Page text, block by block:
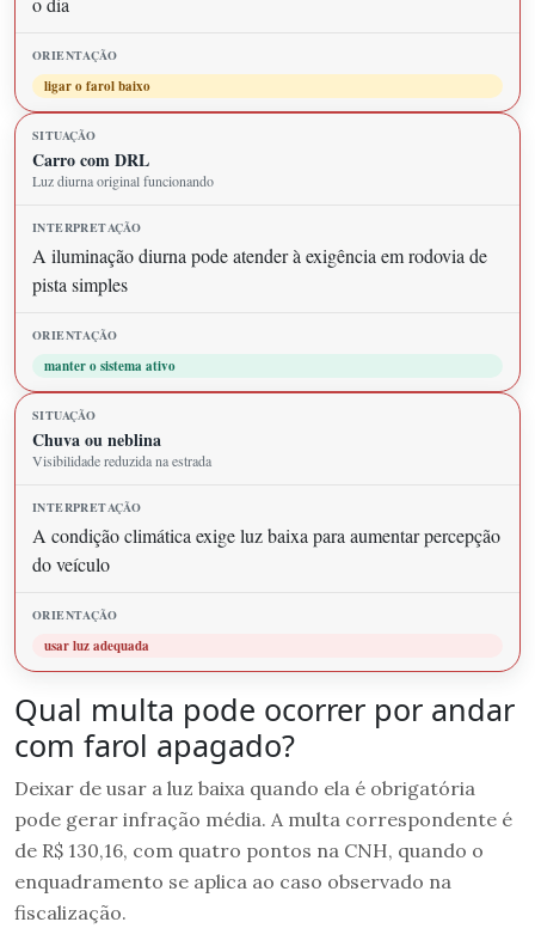
ligar o farol baixo
Carro com DRL
Luz diurna original funcionando
A iluminação diurna pode atender à exigência em rodovia de
pista simples
manter o sistema ativo
Chuva ou neblina
Visibilidade reduzida na estrada
A condição climática exige luz baixa para aumentar percepção
do veículo
usar luz adequada
Qual multa pode ocorrer por andar
com farol apagado?
Deixar de usar a luz baixa quando ela é obrigatória
pode gerar infração média. A multa correspondente é
de R$ 130,16, com quatro pontos na CNH, quando o
enquadramento se aplica ao caso observado na
fiscalização.